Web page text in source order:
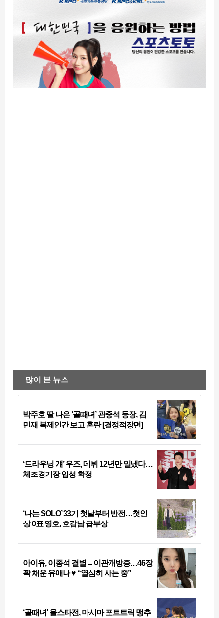
많이 본 뉴스
박주호 딸 나은 ‘골때녀’ 관중석 등장, 김
민재 복제인간 보고 혼란 [결정적장면]
‘드라우닝 걔’ 우즈, 데뷔 12년만 일냈다…
체조경기장 입성 확정
‘나는 SOLO’ 33기 첫날부터 반전…첫인
상 0표 영호, 호감남 급부상
아이유, 이종석 결별→이관개방증…46장
꽉 채운 유애나 ♥ “열심히 사는 중”
‘골때녀’ 올스타전, 마시마 포트트릭 맹추